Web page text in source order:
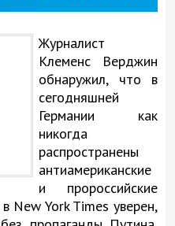
Журналист
Клеменс Верджин
обнаружил, что в
сегодняшней
Германии как
никогда
распространены
антиамериканские
и пророссийские
New York Times уверен,